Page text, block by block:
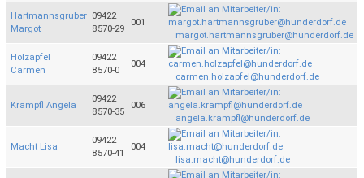
Hartmannsgruber
Margot
09422
8570-29
001
margot.hartmannsgruber@hunderdorf.de
Holzapfel
Carmen
09422
8570-0
004
carmen.holzapfel@hunderdorf.de
Krampfl Angela
09422
8570-35
006
angela.krampfl@hunderdorf.de
Macht Lisa
09422
8570-41
004
lisa.macht@hunderdorf.de